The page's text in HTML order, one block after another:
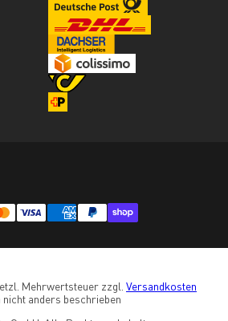
Mehrwertsteuer zzgl. Versandkosten
nicht anders beschrieben